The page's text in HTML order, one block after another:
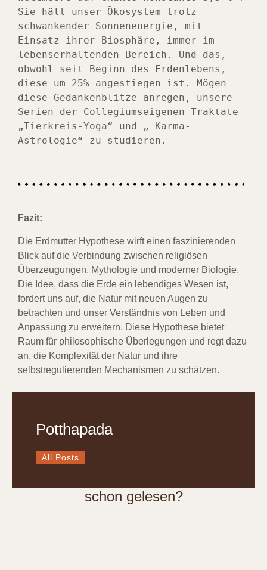
Sie hält unser Ökosystem trotz
schwankender Sonnenenergie, mit
Einsatz ihrer Biosphäre, immer im
lebenserhaltenden Bereich. Und das,
obwohl seit Beginn des Erdenlebens,
diese um 25% angestiegen ist. Mögen
diese Gedankenblitze anregen, unsere
Serien der Collegiumseigenen Traktate
„Tierkreis-Yoga“ und „
Karma-
Astrologie“ zu studieren.
Fazit:
Die Erdmutter Hypothese wirft einen faszinierenden
Blick auf die Verbindung zwischen religiösen
Überzeugungen, Mythologie und moderner Biologie.
Die Idee, dass die Erde ein lebendiges Wesen ist,
fordert uns auf, die Natur mit neuen Augen zu
betrachten und unser Verständnis von Leben und
Anpassung zu erweitern. Diese Hypothese bietet
Raum für philosophische Überlegungen und regt dazu
an, die Komplexität der Natur und ihre
selbstregulierenden Mechanismen zu schätzen.
Potthapada
All Posts
schon gelesen?